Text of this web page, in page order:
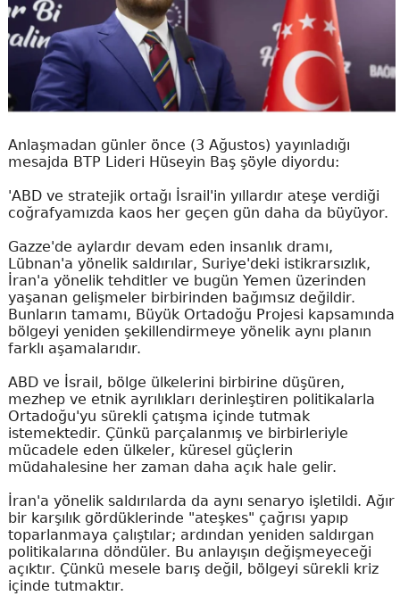
Anlaşmadan günler önce (3 Ağustos) yayınladığı
mesajda BTP Lideri Hüseyin Baş şöyle diyordu:
'ABD ve stratejik ortağı İsrail'in yıllardır ateşe verdiği
coğrafyamızda kaos her geçen gün daha da büyüyor.
Gazze'de aylardır devam eden insanlık dramı,
Lübnan'a yönelik saldırılar, Suriye'deki istikrarsızlık,
İran'a yönelik tehditler ve bugün Yemen üzerinden
yaşanan gelişmeler birbirinden bağımsız değildir.
Bunların tamamı, Büyük Ortadoğu Projesi kapsamında
bölgeyi yeniden şekillendirmeye yönelik aynı planın
farklı aşamalarıdır.
ABD ve İsrail, bölge ülkelerini birbirine düşüren,
mezhep ve etnik ayrılıkları derinleştiren politikalarla
Ortadoğu'yu sürekli çatışma içinde tutmak
istemektedir. Çünkü parçalanmış ve birbirleriyle
mücadele eden ülkeler, küresel güçlerin
müdahalesine her zaman daha açık hale gelir.
İran'a yönelik saldırılarda da aynı senaryo işletildi. Ağır
bir karşılık gördüklerinde "ateşkes" çağrısı yapıp
toparlanmaya çalıştılar; ardından yeniden saldırgan
politikalarına döndüler. Bu anlayışın değişmeyeceği
açıktır. Çünkü mesele barış değil, bölgeyi sürekli kriz
içinde tutmaktır.